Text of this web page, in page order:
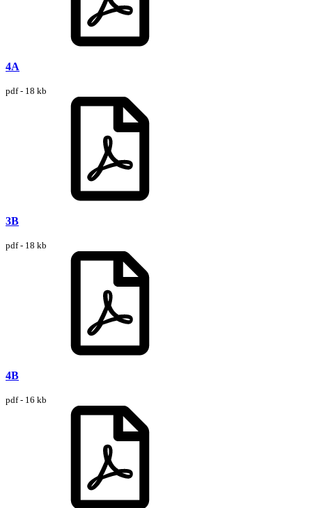
4A
pdf - 18 kb
3B
pdf - 18 kb
4B
pdf - 16 kb